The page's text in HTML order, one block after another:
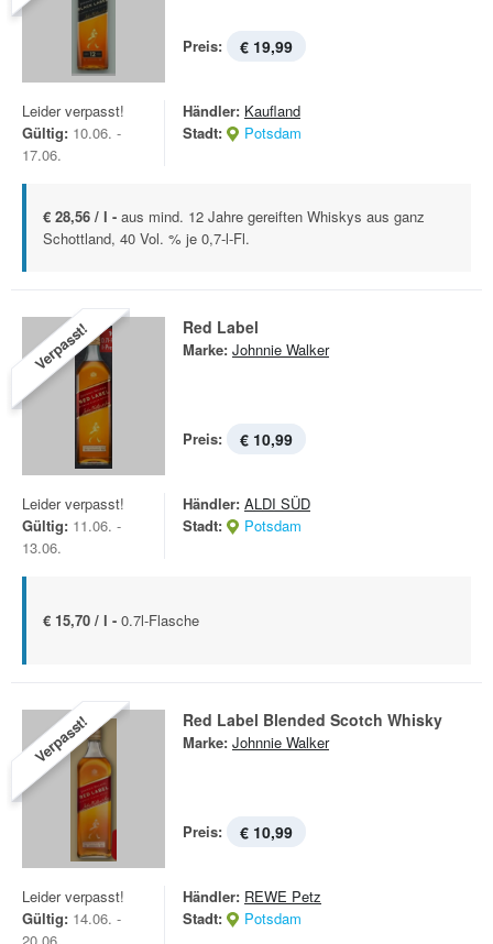
Preis: € 19,99
Leider verpasst!
Gültig: 10.06. -
17.06.
Händler: Kaufland
Stadt:
Potsdam
€ 28,56 / l - aus mind. 12 Jahre gereiften Whiskys aus ganz
Schottland, 40 Vol. % je 0,7-l-Fl.
Verpasst! Red Label
Marke: Johnnie Walker
Preis: € 10,99
Leider verpasst!
Gültig: 11.06. -
13.06.
Händler: ALDI SÜD
Stadt:
Potsdam
€ 15,70 / l - 0.7l-Flasche
Verpasst! Red Label Blended Scotch Whisky
Marke: Johnnie Walker
Preis: € 10,99
Leider verpasst!
Gültig: 14.06. -
Händler: REWE Petz
Stadt:
Potsdam